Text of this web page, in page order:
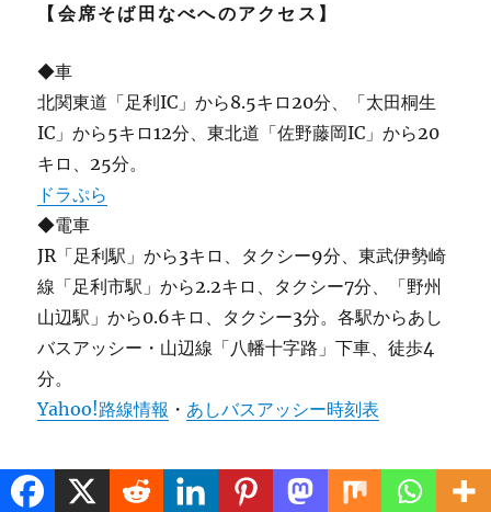
【会席そば田なべへのアクセス】
◆車
北関東道「足利IC」から8.5キロ20分、「太田桐生
IC」から5キロ12分、東北道「佐野藤岡IC」から20
キロ、25分。
ドラぷら
◆電車
JR「足利駅」から3キロ、タクシー9分、東武伊勢崎
線「足利市駅」から2.2キロ、タクシー7分、「野州
山辺駅」から0.6キロ、タクシー3分。各駅からあし
バスアッシー・山辺線「八幡十字路」下車、徒歩4
分。
Yahoo!路線情報 ・ あしバスアッシー時刻表
地図